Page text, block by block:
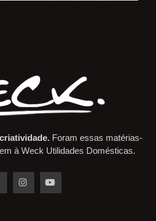
Foram essas matérias-
à Weck Utilidades Domésticas.